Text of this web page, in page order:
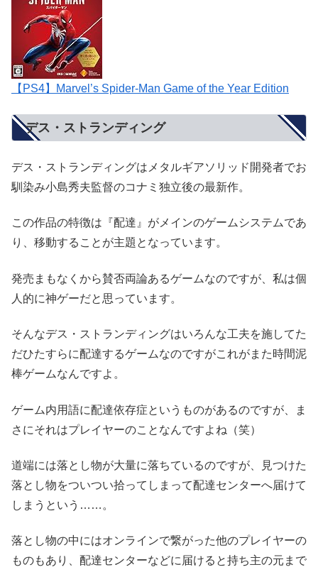
【PS4】Marvel’s Spider-Man Game of the Year Edition
デス・ストランディング
デス・ストランディングはメタルギアソリッド開発者でお
馴染み小島秀夫監督のコナミ独立後の最新作。
この作品の特徴は『配達』がメインのゲームシステムであ
り、移動することが主題となっています。
発売まもなくから賛否両論あるゲームなのですが、私は個
人的に神ゲーだと思っています。
そんなデス・ストランディングはいろんな工夫を施してた
だひたすらに配達するゲームなのですがこれがまた時間泥
棒ゲームなんですよ。
ゲーム内用語に配達依存症というものがあるのですが、ま
さにそれはプレイヤーのことなんですよね（笑）
道端には落とし物が大量に落ちているのですが、見つけた
落とし物をついつい拾ってしまって配達センターへ届けて
しまうという……。
落とし物の中にはオンラインで繋がった他のプレイヤーの
ものもあり、配達センターなどに届けると持ち主の元まで